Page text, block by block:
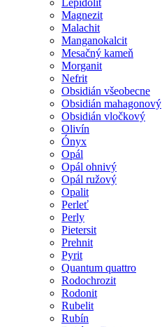
Magnezit
Malachit
Manganokalcit
Mesačný kameň
Morganit
Nefrit
Obsidián všeobecne
Obsidián mahagonový
Obsidián vločkový
Olivín
Ónyx
Opál
Opál ohnivý
Opál ružový
Opalit
Perleť
Perly
Pietersit
Prehnit
Pyrit
Quantum quattro
Rodochrozit
Rodonit
Rubelit
Rubín